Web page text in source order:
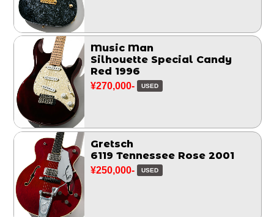
Music Man
Silhouette Special Candy
Red 1996
¥270,000- USED
Gretsch
6119 Tennessee Rose 2001
¥250,000- USED